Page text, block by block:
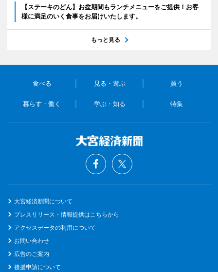
【ステーキのどん】お盆期間もランチメニューをご提供！お客
様に満足のいく食事をお届けいたします。
もっと見る
食べる 見る・遊ぶ 買う
暮らす・働く 学ぶ・知る 特集
大宮経済新聞について
プレスリリース・情報提供はこちらから
アクセスデータの利用について
お問い合わせ
広告のご案内
後援申請について